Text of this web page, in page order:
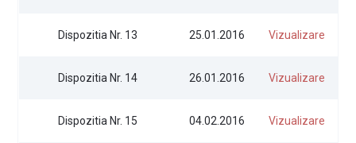
Dispozitia Nr. 13 25.01.2016 Vizualizare
Dispozitia Nr. 14 26.01.2016 Vizualizare
Dispozitia Nr. 15 04.02.2016 Vizualizare